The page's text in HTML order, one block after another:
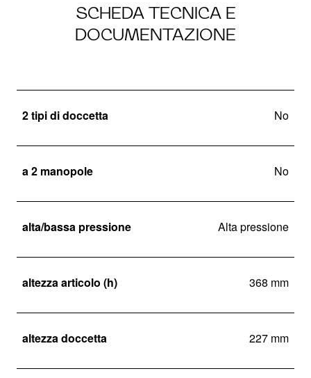
SCHEDA TECNICA E
DOCUMENTAZIONE
2 tipi di doccetta No
a 2 manopole No
alta/bassa pressione Alta pressione
altezza articolo (h) 368 mm
altezza doccetta 227 mm